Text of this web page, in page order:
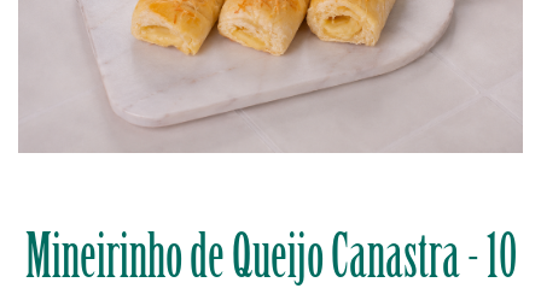
Mineirinho de Queijo Canastra - 10